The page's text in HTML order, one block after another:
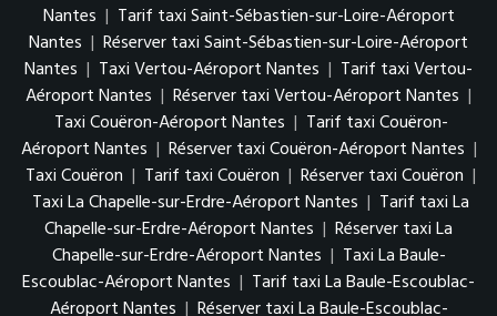
Nantes | Tarif taxi Saint-Sébastien-sur-Loire-Aéroport
Nantes | Réserver taxi Saint-Sébastien-sur-Loire-Aéroport
Nantes | Taxi Vertou-Aéroport Nantes | Tarif taxi Vertou-
Aéroport Nantes | Réserver taxi Vertou-Aéroport Nantes |
Taxi Couëron-Aéroport Nantes | Tarif taxi Couëron-
Aéroport Nantes | Réserver taxi Couëron-Aéroport Nantes |
Taxi Couëron | Tarif taxi Couëron | Réserver taxi Couëron |
Taxi La Chapelle-sur-Erdre-Aéroport Nantes | Tarif taxi La
Chapelle-sur-Erdre-Aéroport Nantes | Réserver taxi La
Chapelle-sur-Erdre-Aéroport Nantes | Taxi La Baule-
Escoublac-Aéroport Nantes | Tarif taxi La Baule-Escoublac-
Aéroport Nantes | Réserver taxi La Baule-Escoublac-